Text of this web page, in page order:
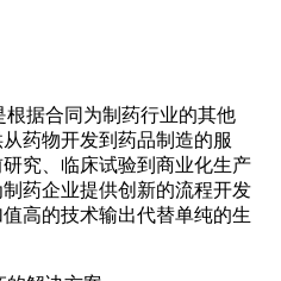
根据合同为制药行业的其他
药物开发到药品制造的服
究、临床试验到商业化生产
药企业提供创新的流程开发
高的技术输出代替单纯的生